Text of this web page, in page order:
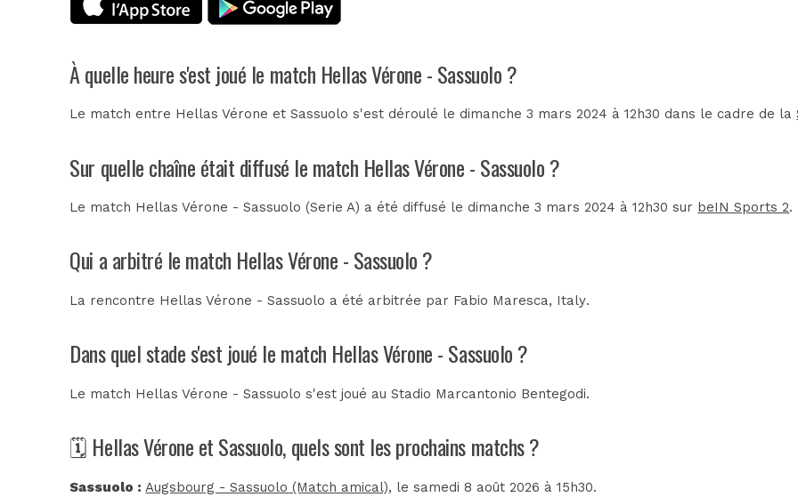
À quelle heure s'est joué le match Hellas Vérone - Sassuolo ?
Le match entre Hellas Vérone et Sassuolo s'est déroulé le dimanche 3 mars 2024 à 12h30 dans le cadre de la
Sur quelle chaîne était diffusé le match Hellas Vérone - Sassuolo ?
Le match Hellas Vérone - Sassuolo (Serie A) a été diffusé le dimanche 3 mars 2024 à 12h30 sur beIN Sports 2.
Qui a arbitré le match Hellas Vérone - Sassuolo ?
La rencontre Hellas Vérone - Sassuolo a été arbitrée par Fabio Maresca, Italy.
Dans quel stade s'est joué le match Hellas Vérone - Sassuolo ?
Le match Hellas Vérone - Sassuolo s'est joué auStadio Marcantonio Bentegodi.
🗓️ Hellas Vérone et Sassuolo, quels sont les prochains matchs ?
Sassuolo : Augsbourg - Sassuolo (Match amical), le samedi 8 août 2026 à 15h30.